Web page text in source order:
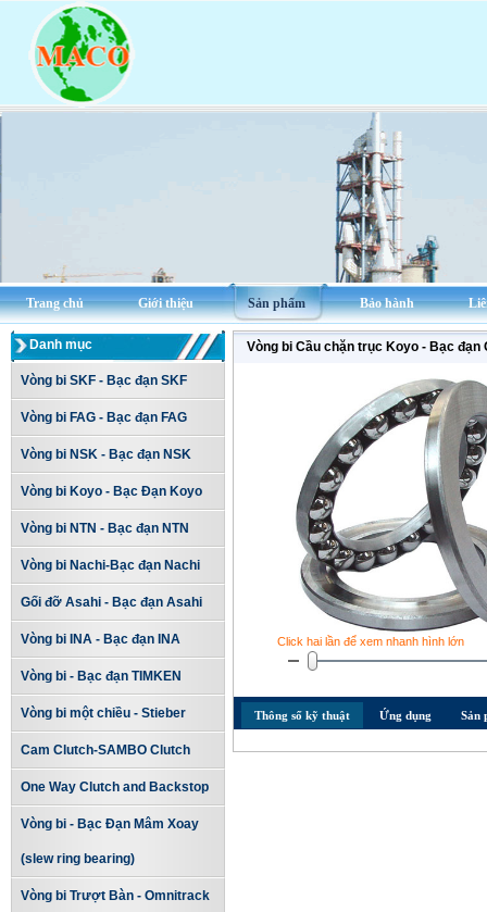
Trang chủ Giới thiệu Sản phẩm Bảo hành
Danh mục
Vòng bi SKF - Bạc đạn SKF
Vòng bi FAG - Bạc đạn FAG
Vòng bi NSK - Bạc đạn NSK
Vòng bi Koyo - Bạc Đạn Koyo
Vòng bi NTN - Bạc đạn NTN
Vòng bi Nachi-Bạc đạn Nachi
Gối đỡ Asahi - Bạc đạn Asahi
Vòng bi INA - Bạc đạn INA
Vòng bi - Bạc đạn TIMKEN
Vòng bi một chiều - Stieber
Cam Clutch-SAMBO Clutch
One Way Clutch and Backstop
Vòng bi - Bạc Đạn Mâm Xoay
(slew ring bearing)
Vòng bi Trượt Bàn - Omnitrack
Vòng bi Cầu chặn trục Koyo - Bạc đạn
Click hai lần để xem nhanh hình lớn
Thông số kỹ thuật Ứng dụng Sản